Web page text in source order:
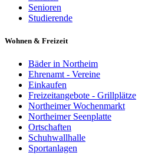
Senioren
Studierende
Wohnen & Freizeit
Bäder in Northeim
Ehrenamt - Vereine
Einkaufen
Freizeitangebote - Grillplätze
Northeimer Wochenmarkt
Northeimer Seenplatte
Ortschaften
Schuhwallhalle
Sportanlagen